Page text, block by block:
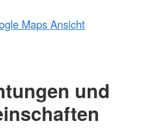
Maps Ansicht
und